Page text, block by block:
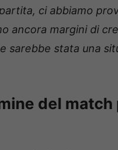
ci abbiamo
ancora margini di
sarebbe stata una
del